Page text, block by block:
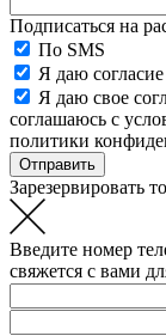
Подписаться на
По SMS
Я даю
Я даю свое
соглашаюсь с
политики
Зарезервировать
Введите номер
свяжется с вами